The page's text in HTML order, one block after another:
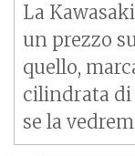
La
un prezzo
quello,
cilindrata di
se la